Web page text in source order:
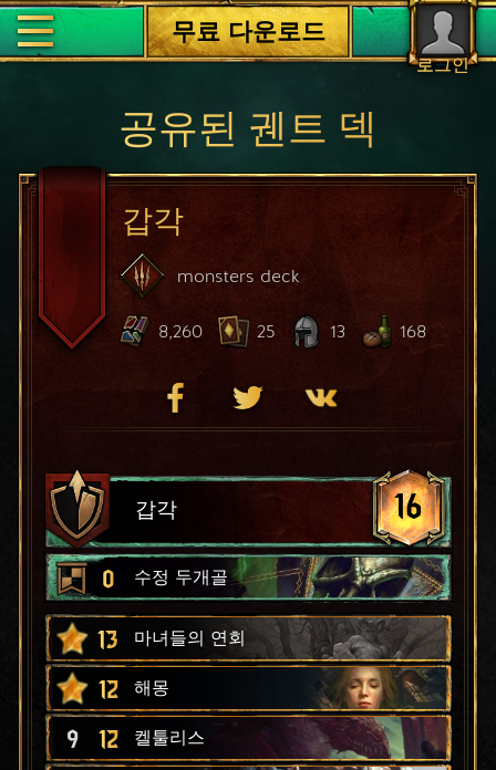
로그인
무료 다운로드
공유된 궨트 덱
갑각
monsters deck
8,260 25 13 168
갑각 16
0 수정 두개골
13 마녀들의 연회
12 해몽
9 12 켈툴리스